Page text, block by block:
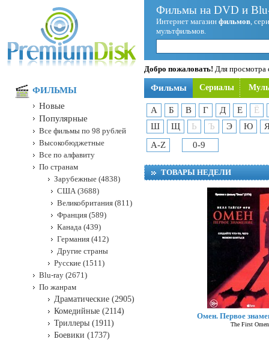
Фильмы на DVD и
Интернет магазин фильмов,
мультфильмов.
Добро пожаловать! Для просмотра
Фильмы Сериалы
А Б В Г Д Е
Ё
Ш
Щ Ь Ъ Э Ю
A-Z
0-9
ТОВАРЫ НЕДЕЛИ
Омен. Первое
The First Omen
ФИЛЬМЫ
Новые
Популярные
Все фильмы по 98 рублей
Высокобюджетные
Все по алфавиту
По странам
Зарубежные (4838)
США (3688)
Великобритания (811)
Франция (589)
Канада (439)
Германия (412)
Другие страны
Русские (1511)
Blu-ray (2671)
По жанрам
Драматические (2905)
Комедийные (2114)
Триллеры (1911)
Боевики (1737)